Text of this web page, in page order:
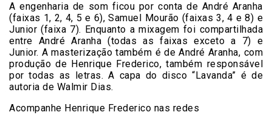
A engenharia de som ficou por conta de André Aranha
(faixas 1, 2, 4, 5 e 6), Samuel Mourão (faixas 3, 4 e 8) e
Junior (faixa 7). Enquanto a mixagem foi compartilhada
entre André Aranha (todas as faixas exceto a 7) e
Junior. A masterização também é de André Aranha, com
produção de Henrique Frederico, também responsável
por todas as letras. A capa do disco “Lavanda” é de
autoria de Walmir Dias.
Acompanhe Henrique Frederico nas redes